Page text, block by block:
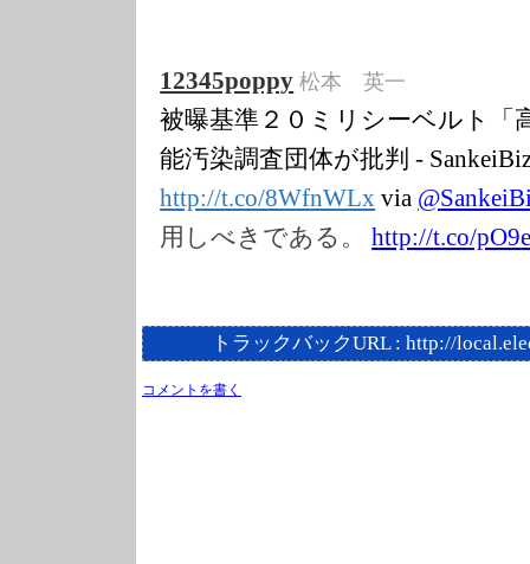
12345poppy 松本 英一
被曝基準２０ミリシーベルト
能汚染調査団体が批判 -
http://t.co/8WfnWLx via @
用しべきである。http://t.co/pO9
トラックバックURL : http://
コメントを書く